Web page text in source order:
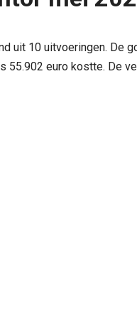
uit 10 uitvoeringen. De
55.902 euro kostte. De